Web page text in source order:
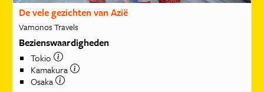
De vele gezichten van Azië
Vamonos Travels
Bezienswaardigheden
Tokio
Kamakura
Osaka